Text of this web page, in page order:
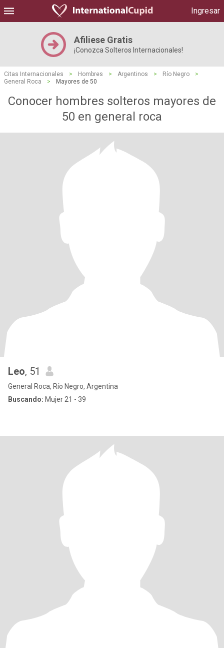
Ingresar
Afiliese Gratis
¡Conozca Solteros Internacionales!
Citas Internacionales > Hombres > Argentinos > Río Negro
>
General Roca
> Mayores de 50
Conocer hombres solteros mayores de
50 en general roca
Leo, 51
General Roca, Río Negro, Argentina
Buscando: Mujer 21 - 39